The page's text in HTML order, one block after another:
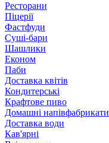
Ресторани
Піцерії
Фастфуди
Суші-бари
Шашлики
Економ
Паби
Доставка квітів
Кондитерські
Крафтове пиво
Домашні напівфабрикати
Доставка води
Кав'ярні